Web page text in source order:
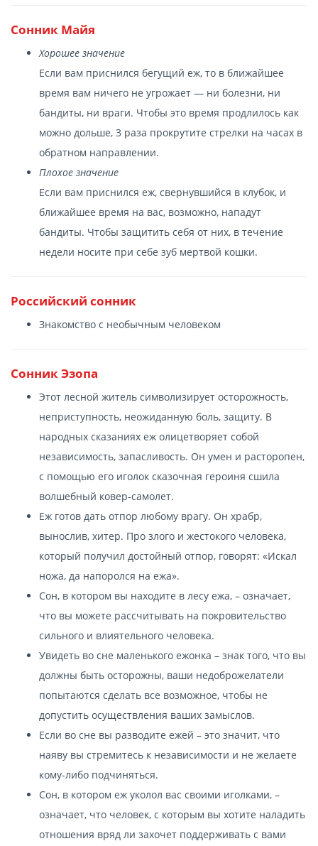
Сонник Майя
Хорошее значение
Если вам приснился бегущий еж, то в ближайшее
время вам ничего не угрожает — ни болезни, ни
бандиты, ни враги. Чтобы это время продлилось как
можно дольше, 3 раза прокрутите стрелки на часах в
обратном направлении.
Плохое значение
Если вам приснился еж, свернувшийся в клубок, и
ближайшее время на вас, возможно, нападут
бандиты. Чтобы защитить себя от них, в течение
недели носите при себе зуб мертвой кошки.
Российский сонник
Знакомство с необычным человеком
Сонник Эзопа
Этот лесной житель символизирует осторожность,
неприступность, неожиданную боль, защиту. В
народных сказаниях еж олицетворяет собой
независимость, запасливость. Он умен и расторопен,
с помощью его иголок сказочная героиня сшила
волшебный ковер-самолет.
Еж готов дать отпор любому врагу. Он храбр,
вынослив, хитер. Про злого и жестокого человека,
который получил достойный отпор, говорят: «Искал
ножа, да напоролся на ежа».
Сон, в котором вы находите в лесу ежа, – означает,
что вы можете рассчитывать на покровительство
сильного и влиятельного человека.
Увидеть во сне маленького ежонка – знак того, что вы
должны быть осторожны, ваши недоброжелатели
попытаются сделать все возможное, чтобы не
допустить осуществления ваших замыслов.
Если во сне вы разводите ежей – это значит, что
наяву вы стремитесь к независимости и не желаете
кому-либо подчиняться.
Сон, в котором еж уколол вас своими иголками, –
означает, что человек, с которым вы хотите наладить
отношения вряд ли захочет поддерживать с вами